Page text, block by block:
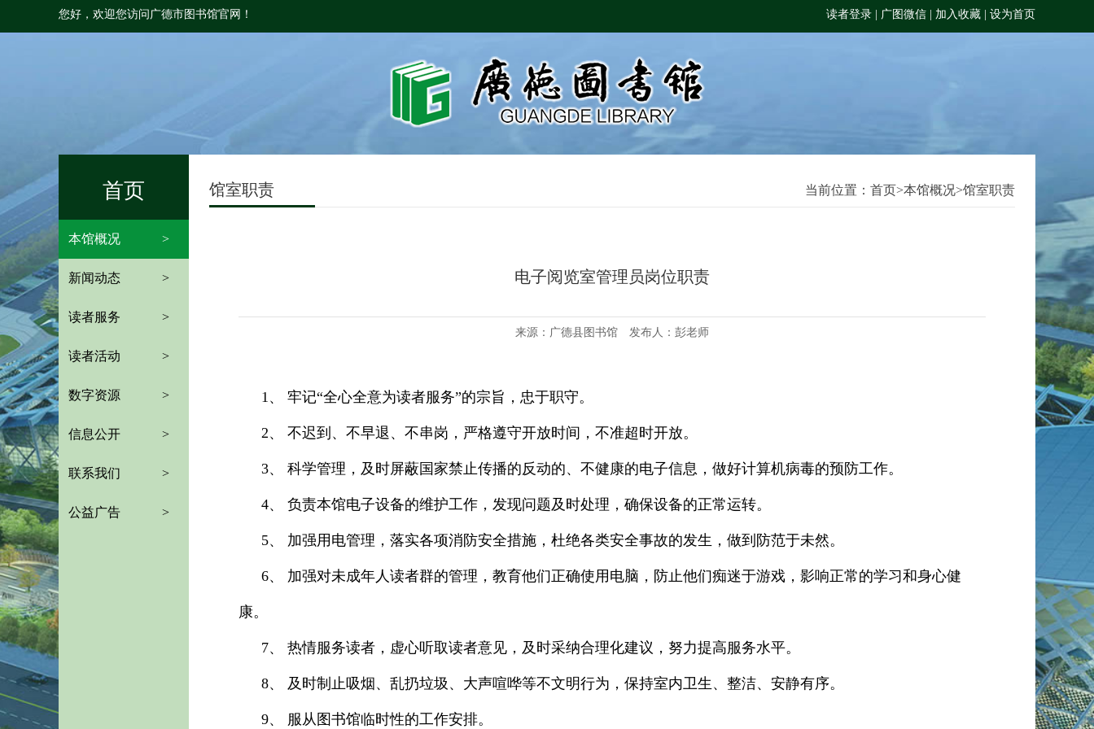
您好，欢迎您访问广德市图书馆官网！ 读者登录 广图微信 加入收藏 设为首页
首页
本馆概况 >
新闻动态 >
读者服务 >
读者活动 >
数字资源 >
信息公开 >
联系我们 >
公益广告 >
馆室职责 当前位置： 首页>本馆概况>馆室职责
电子阅览室管理员岗位职责
来源：广德县图书馆 发布人：彭老师
1、 牢记“全心全意为读者服务”的宗旨，忠于职守。
2、 不迟到、不早退、不串岗，严格遵守开放时间，不准超时开放。
3、 科学管理，及时屏蔽国家禁止传播的反动的、不健康的电子信息，做好计算机病毒的预防工作。
4、 负责本馆电子设备的维护工作，发现问题及时处理，确保设备的正常运转。
5、 加强用电管理，落实各项消防安全措施，杜绝各类安全事故的发生，做到防范于未然。
6、 加强对未成年人读者群的管理，教育他们正确使用电脑，防止他们痴迷于游戏，影响正常的学习和身心健
康。
7、 热情服务读者，虚心听取读者意见，及时采纳合理化建议，努力提高服务水平。
8、 及时制止吸烟、乱扔垃圾、大声喧哗等不文明行为，保持室内卫生、整洁、安静有序。
9、 服从图书馆临时性的工作安排。